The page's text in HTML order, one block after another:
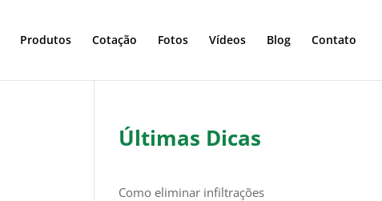
Produtos Cotação Fotos Vídeos Blog Contato
Últimas Dicas
Como eliminar infiltrações